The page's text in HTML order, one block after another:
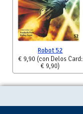
Robot 52
€ 9,90 (con Delos Card:
€ 9,90)